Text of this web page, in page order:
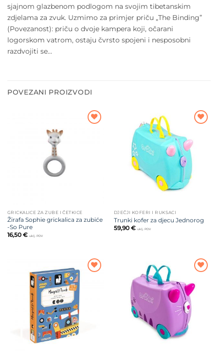
sjajnom glazbenom podlogom na svojim tibetanskim
zdjelama za zvuk. Uzmimo za primjer priču „The Binding”
(Povezanost): priču o dvoje kampera koji, očarani
logorskom vatrom, ostaju čvrsto spojeni i nesposobni
razdvojiti se…
POVEZANI PROIZVODI
GRICKALICE ZA ZUBE I ČETKICE
Žirafa Sophie grickalica za zubiće
-So Pure
16,50 € uklj. PDV
želja
DJEČJI KOFERI I RUKSACI
Trunki kofer za djecu Jednorog
59,90 € uklj. PDV
na listu
želja